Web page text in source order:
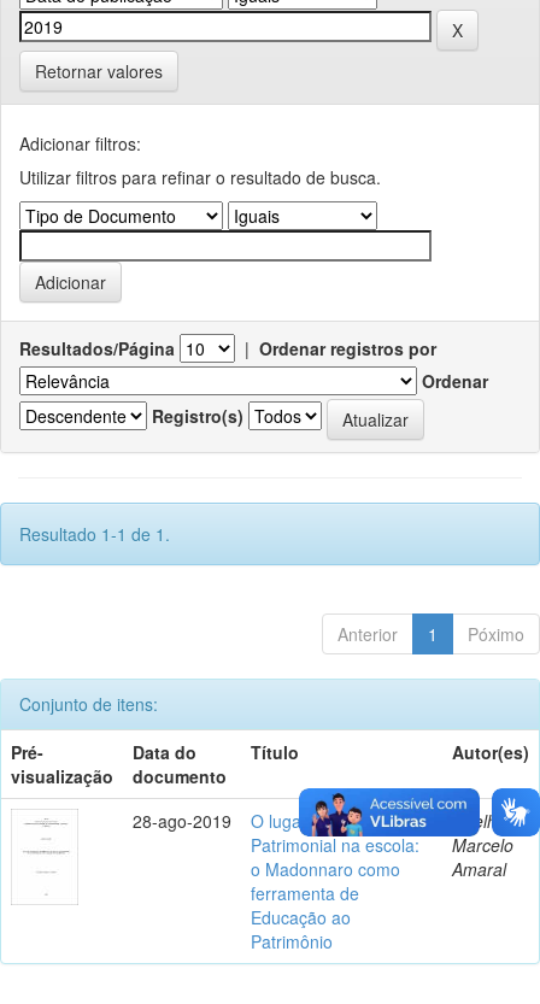
Retornar valores
Adicionar filtros:
Utilizar filtros para refinar o resultado de busca.
Resultados/Página | Ordenar registros por
Ordenar
Registro(s)
Resultado 1-1 de 1.
Anterior 1 Póximo
Conjunto de itens:
Pré-
visualização
Data do
documento
Título Autor(es)
28-ago-2019
O lugar da Educação
Patrimonial na escola:
o Madonnaro como
ferramenta de
Educação ao
Patrimônio
Coelho,
Marcelo
Amaral